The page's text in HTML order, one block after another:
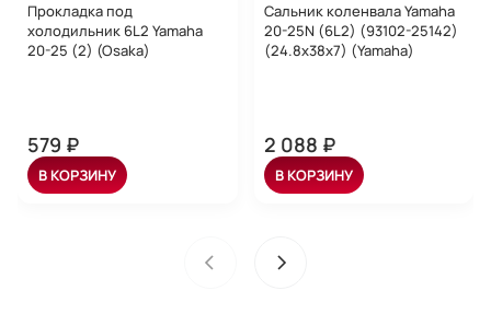
Прокладка под
холодильник 6L2 Yamaha
20-25 (2) (Osaka)
579 ₽
В КОРЗИНУ
Сальник коленвала Yamaha
20-25N (6L2) (93102-25142)
(24.8x38x7) (Yamaha)
2 088 ₽
В КОРЗИНУ